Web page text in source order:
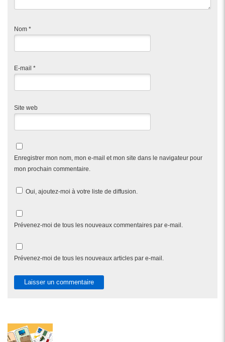
Nom *
E-mail *
Site web
Enregistrer mon nom, mon e-mail et mon site dans le navigateur pour
mon prochain commentaire.
Oui, ajoutez-moi à votre liste de diffusion.
Prévenez-moi de tous les nouveaux commentaires par e-mail.
Prévenez-moi de tous les nouveaux articles par e-mail.